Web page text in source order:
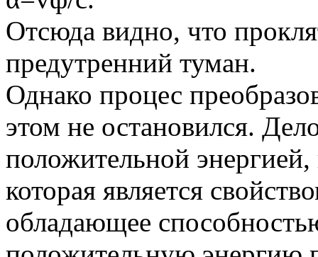
Отсюда видно, что
предутренний туман.
Однако процес
этом не остановился.
положительной
которая является
обладающее